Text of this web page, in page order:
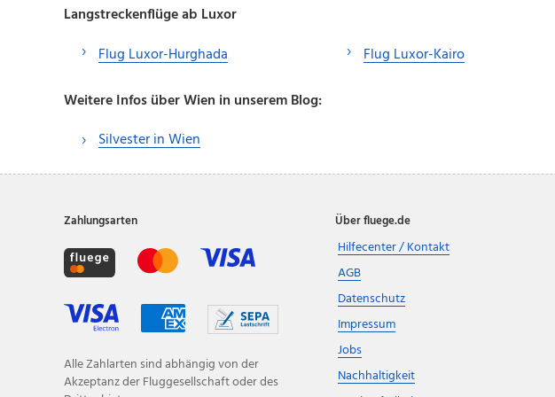
Langstreckenflüge ab Luxor
Flug Luxor-Hurghada
Flug Luxor-Kairo
Weitere Infos über Wien in unserem Blog:
Silvester in Wien